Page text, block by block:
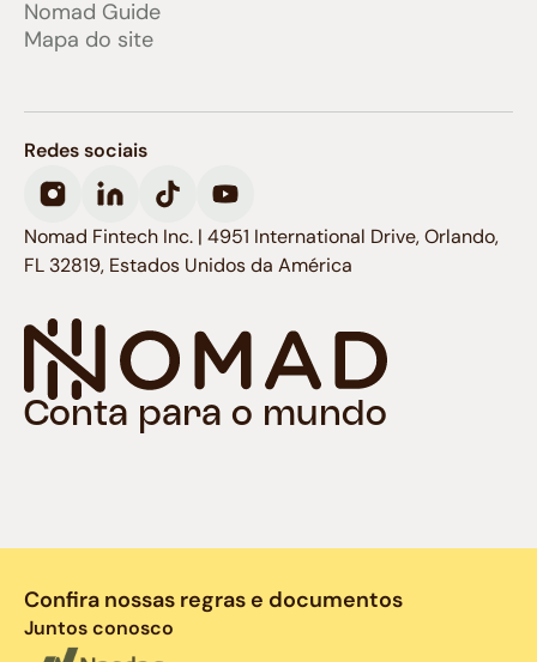
Nomad Guide
Mapa do site
Conta para o mundo
Redes sociais
Nomad Fintech Inc. | 4951 International Drive, Orlando,
FL 32819, Estados Unidos da América
Confira nossas regras e documentos
Juntos conosco